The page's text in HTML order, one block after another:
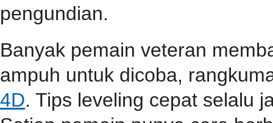
pengundian.
Banyak pemain veteran
ampuh untuk dicoba,
4D. Tips leveling cepat selalu